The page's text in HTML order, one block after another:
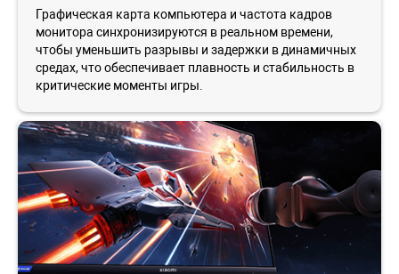
Графическая карта компьютера и частота кадров
монитора синхронизируются в реальном времени,
чтобы уменьшить разрывы и задержки в динамичных
средах, что обеспечивает плавность и стабильность в
критические моменты игры.